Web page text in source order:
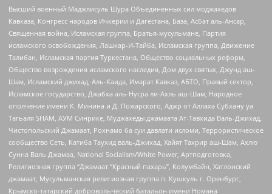
Высший военный Маджлисуль Шура Объединенных сил моджахедов
Кавказа, Конгресс народов Ичкерии и Дагестана, База, Асбат аль-Ансар,
Священная война, Исламская группа, Братья-мусульмане, Партия
исламского освобождения, Лашкар-И-Тайба, Исламская группа, Движение
Талибан, Исламская партия Туркестана, Общество социальных реформ,
Общество возрождения исламского наследия, Дом двух святых, Джунд аш-
Шам, Исламский джихад, Аль-Каида, Имарат Кавказ, АБТО, Правый сектор,
Исламское государство, Джабха аль-Нусра ли-Ахль аш-Шам, Народное
ополчение имени К. Минина и Д. Пожарского, Аджр от Аллаха Субхану уа
Тагьаля SHAM, АУМ Синрике, Муджахеды джамаата Ат-Тавхида Валь-Джихад,
Чистопольский Джамаат, Рохнамо ба суи давлати исломи, Террористическое
сообщество Сеть, Катиба Таухид валь-Джихад, Хайят Тахрир аш-Шам, Ахлю
Сунна Валь Джамаа, National Socialism/White Power, Артподготовка,
Религиозная группа “Джамаат “Красный пахарь”, Колумбайн, Хатлонский
джамаат, Мусульманская религиозная группа п. Кушкуль г. Оренбург,
Крымско-татарский добровольческий батальон имени Номана